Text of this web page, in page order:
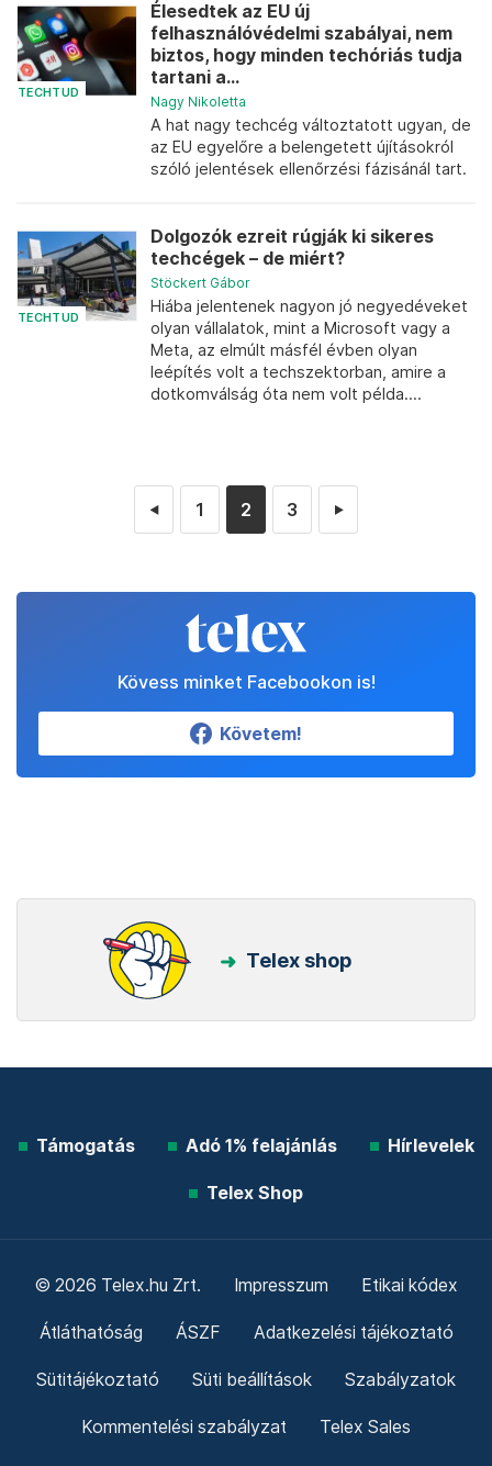
TECHTUD
Élesedtek az EU új
felhasználóvédelmi szabályai, nem
biztos, hogy minden techóriás tudja
tartani a...
Nagy Nikoletta
A hat nagy techcég változtatott ugyan, de
az EU egyelőre a belengetett újításokról
szóló jelentések ellenőrzési fázisánál tart.
TECHTUD
Dolgozók ezreit rúgják ki sikeres
techcégek – de miért?
Stöckert Gábor
Hiába jelentenek nagyon jó negyedéveket
olyan vállalatok, mint a Microsoft vagy a
Meta, az elmúlt másfél évben olyan
leépítés volt a techszektorban, amire a
dotkomválság óta nem volt példa....
◄ 1 2 3 ►
Kövess minket Facebookon is!
Követem!
Telex shop
Támogatás Adó 1% felajánlás Hírlevelek
Telex Shop
© 2026 Telex.hu Zrt. Impresszum Etikai kódex
Átláthatóság ÁSZF Adatkezelési tájékoztató
Sütitájékoztató Süti beállítások Szabályzatok
Kommentelési szabályzat Telex Sales